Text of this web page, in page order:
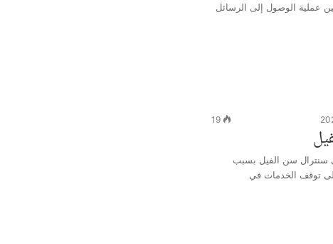
عملية الوصول إلى الرسائل
19
سنترال سن الفيل بسبب
توقف الخدمات في